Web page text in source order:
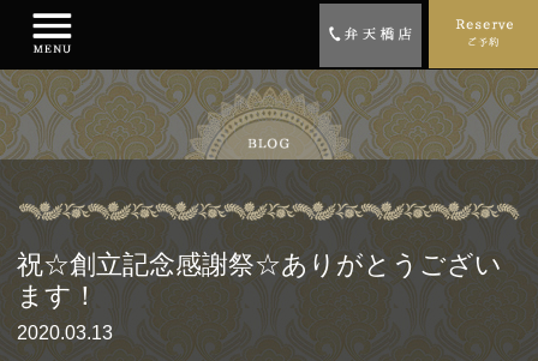
祝☆創立記念感謝祭☆ありがとうござい
ます！
2020.03.13